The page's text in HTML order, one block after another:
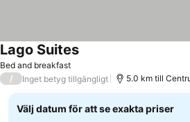
Bed and breakfast
Lago SuitesSe priser
/ Inget betyg tillgängligt 5.0 km till
Välj datum för att se exakta priser